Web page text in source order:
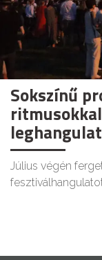
Sokszínű
Július végén